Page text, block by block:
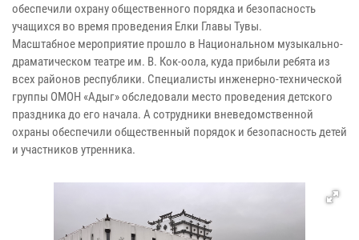
обеспечили охрану общественного порядка и безопасность
учащихся во время проведения Елки Главы Тувы.
Масштабное мероприятие прошло в Национальном музыкально-
драматическом театре им. В. Кок-оола, куда прибыли ребята из
всех районов республики. Специалисты инженерно-технической
группы ОМОН «Адыг» обследовали место проведения детского
праздника до его начала. А сотрудники вневедомственной
охраны обеспечили общественный порядок и безопасность детей
и участников утренника.